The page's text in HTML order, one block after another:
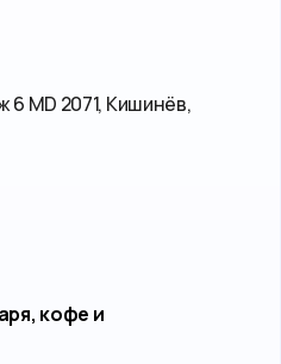
6 MD 2071, Кишинёв,
кофе и